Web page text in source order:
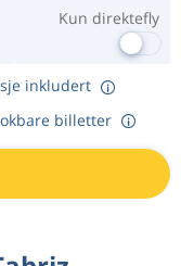
Kun direktefly
inkludert
billetter